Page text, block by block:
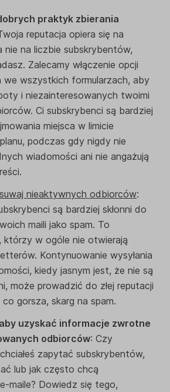
praktyk zbierania
reputacja opiera się na
nie na liczbie subskrybentów,
Zalecamy włączenie opcji
we wszystkich formularzach, aby
i niezainteresowanych twoimi
Ci subskrybenci są bardziej
miejsca w limicie
podczas gdy nigdy nie
wiadomości ani nie angażują
nieaktywnych odbiorców:
są bardziej skłonni do
maili jako spam. To
którzy w ogóle nie otwierają
Kontynuowanie wysyłania
kiedy jasnym jest, że nie są
może prowadzić do złej reputacji
gorsza, skarg na spam.
uzyskać informacje zwrotne
odbiorców: Czy
zapytać subskrybentów,
lub jak często chcą
maile? Dowiedz się tego,